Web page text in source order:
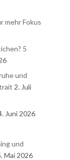
mehr Fokus
5
und
2. Juli
Juni 2026
und
Mai 2026